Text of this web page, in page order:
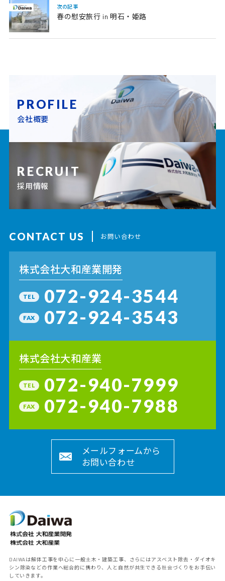
次の記事
春の慰安旅行 in 明石・姫路
PROFILE
会社概要
RECRUIT
採用情報
CONTACT US お問い合わせ
株式会社大和産業開発
TEL 072-924-3544
FAX 072-924-3543
株式会社大和産業
TEL 072-940-7999
FAX 072-940-7988
メールフォームから
お問い合わせ
DAIWAは解体工事を中心に一般土木・建築工事、さらにはアスベスト除去・ダイオキ
シン除染などの作業へ総合的に携わり、人と自然が共生できる社会づくりをお手伝い
していきます。